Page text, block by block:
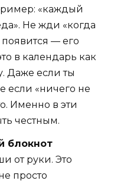
«каждый
Не жди «когда
— его
в календарь как
Даже если ты
если «ничего не
Именно в эти
честным.
блокнот
от руки. Это
просто